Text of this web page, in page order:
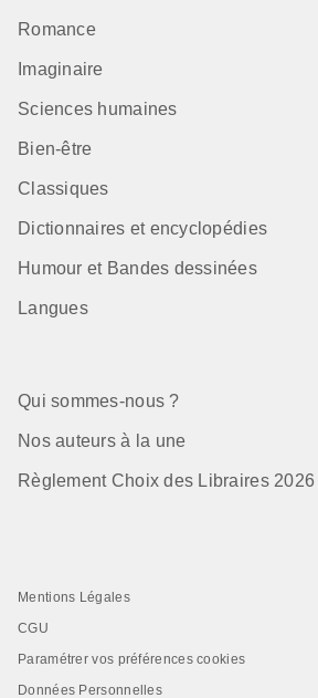
Romance
Imaginaire
Sciences humaines
Bien-être
Classiques
Dictionnaires et encyclopédies
Humour et Bandes dessinées
Langues
Qui sommes-nous ?
Nos auteurs à la une
Règlement Choix des Libraires 2026
Mentions Légales
CGU
Paramétrer vos préférences cookies
Données Personnelles